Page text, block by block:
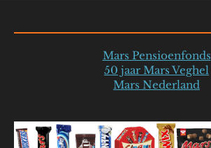
Mars Pensioenfonds
50 jaar Mars Veghel
Mars Nederland